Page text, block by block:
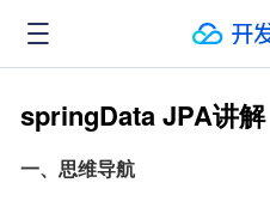
springData JPA讲解
一、思维导航